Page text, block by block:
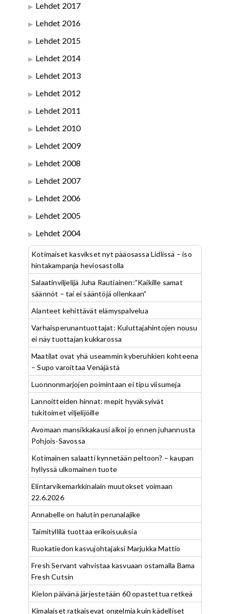
Lehdet 2017
Lehdet 2016
Lehdet 2015
Lehdet 2014
Lehdet 2013
Lehdet 2012
Lehdet 2011
Lehdet 2010
Lehdet 2009
Lehdet 2008
Lehdet 2007
Lehdet 2006
Lehdet 2005
Lehdet 2004
Kotimaiset kasvikset nyt pääosassa Lidlissä – iso
hintakampanja heviosastolla
Salaatinviljelijä Juha Rautiainen:”Kaikille samat
säännöt – tai ei sääntöjä ollenkaan”
Alanteet kehittävät elämyspalvelua
Varhaisperunantuottajat: Kuluttajahintojen nousu
ei näy tuottajan kukkarossa
Maatilat ovat yhä useammin kyberuhkien kohteena
– Supo varoittaa Venäjästä
Luonnonmarjojen poimintaan ei tipu viisumeja
Lannoitteiden hinnat: mepit hyväksyivät
tukitoimet viljelijöille
Avomaan mansikkakausi alkoi jo ennen juhannusta
Pohjois-Savossa
Kotimainen salaatti kynnetään peltoon? – kaupan
hyllyssä ulkomainen tuote
Elintarvikemarkkinalain muutokset voimaan
22.6.2026
Annabelle on halutin perunalajike
Taimityllilä tuottaa erikoisuuksia
Ruokatiedon kasvujohtajaksi Marjukka Mattio
Fresh Servant vahvistaa kasvuaan ostamalla Bama
Fresh Cutsin
Kielon päivänä järjestetään 60 opastettua retkeä
Kimalaiset ratkaisevat ongelmia kuin kädelliset